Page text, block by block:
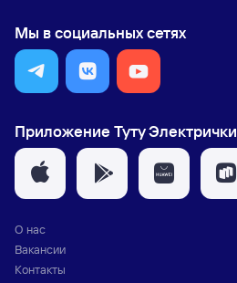
Мы в социальных сетях
Приложение Туту Электрички
О нас
Вакансии
Контакты